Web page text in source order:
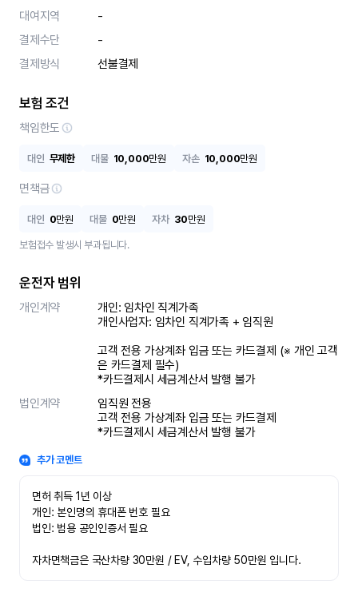
대여지역
-
결제수단
-
결제방식
선불결제
보험 조건
책임한도
대인 무제한 대물 10,000만원 자손 10,000만원
면책금
대인 0만원 대물 0만원 자차 30만원
보험접수 발생시 부과됩니다.
운전자 범위
개인계약
개인: 임차인 직계가족
개인사업자: 임차인 직계가족 + 임직원
고객 전용 가상계좌 입금 또는 카드결제 (※ 개인 고객
은 카드결제 필수)
*카드결제시 세금계산서 발행 불가
법인계약
임직원 전용
고객 전용 가상계좌 입금 또는 카드결제
*카드결제시 세금계산서 발행 불가
추가 코멘트
면허 취득 1년 이상
개인: 본인명의 휴대폰 번호 필요
법인: 범용 공인인증서 필요
자차면책금은 국산차량 30만원 / EV, 수입차량 50만원 입니다.